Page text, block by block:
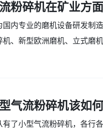
粉碎机在矿业方
国内专业的磨机设备研发制
机、新型欧洲磨机、立式磨
气流粉碎机该如
有了小型气流粉碎机，各行